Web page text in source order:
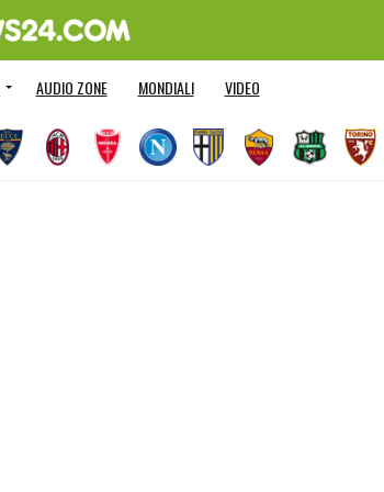
AUDIO ZONE MONDIALI VIDEO